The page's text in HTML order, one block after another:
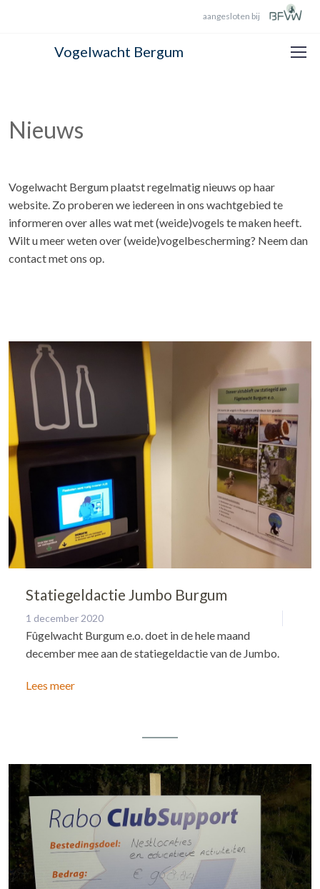
aangesloten bij
Vogelwacht Bergum
Nieuws
Vogelwacht Bergum plaatst regelmatig nieuws op haar
website. Zo proberen we iedereen in ons wachtgebied te
informeren over alles wat met (weide)vogels te maken heeft.
Wilt u meer weten over (weide)vogelbescherming? Neem dan
contact met ons op.
Statiegeldactie Jumbo Burgum
1 december 2020
Fûgelwacht Burgum e.o. doet in de hele maand
december mee aan de statiegeldactie van de Jumbo.
Lees meer